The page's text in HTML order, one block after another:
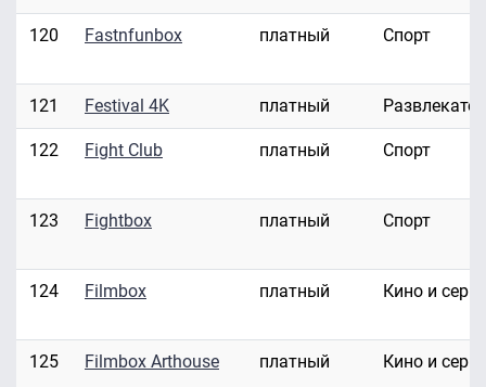
120 Fastnfunbox платный Спорт
121 Festival 4K платный
122 Fight Club платный Спорт
123 Fightbox платный Спорт
124 Filmbox платный Кино и
125 Filmbox Arthouse платный Кино и